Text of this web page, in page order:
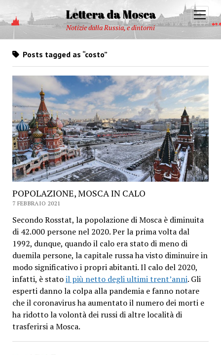
Lettera da Mosca
Notizie dalla Russia, e dintorni
open
menu
Posts tagged as “costo”
POPOLAZIONE, MOSCA IN CALO
7 FEBBRAIO 2021
Secondo Rosstat, la popolazione di Mosca è diminuita
di 42.000 persone nel 2020. Per la prima volta dal
1992, dunque, quando il calo era stato di meno di
duemila persone, la capitale russa ha visto diminuire in
modo significativo i propri abitanti. Il calo del 2020,
infatti, è statoil più netto degli ultimi trent’anni. Gli
esperti danno la colpa alla pandemia e fanno notare
che il coronavirus ha aumentato il numero dei morti e
ha ridotto la volontà dei russi di altre località di
trasferirsi a Mosca.